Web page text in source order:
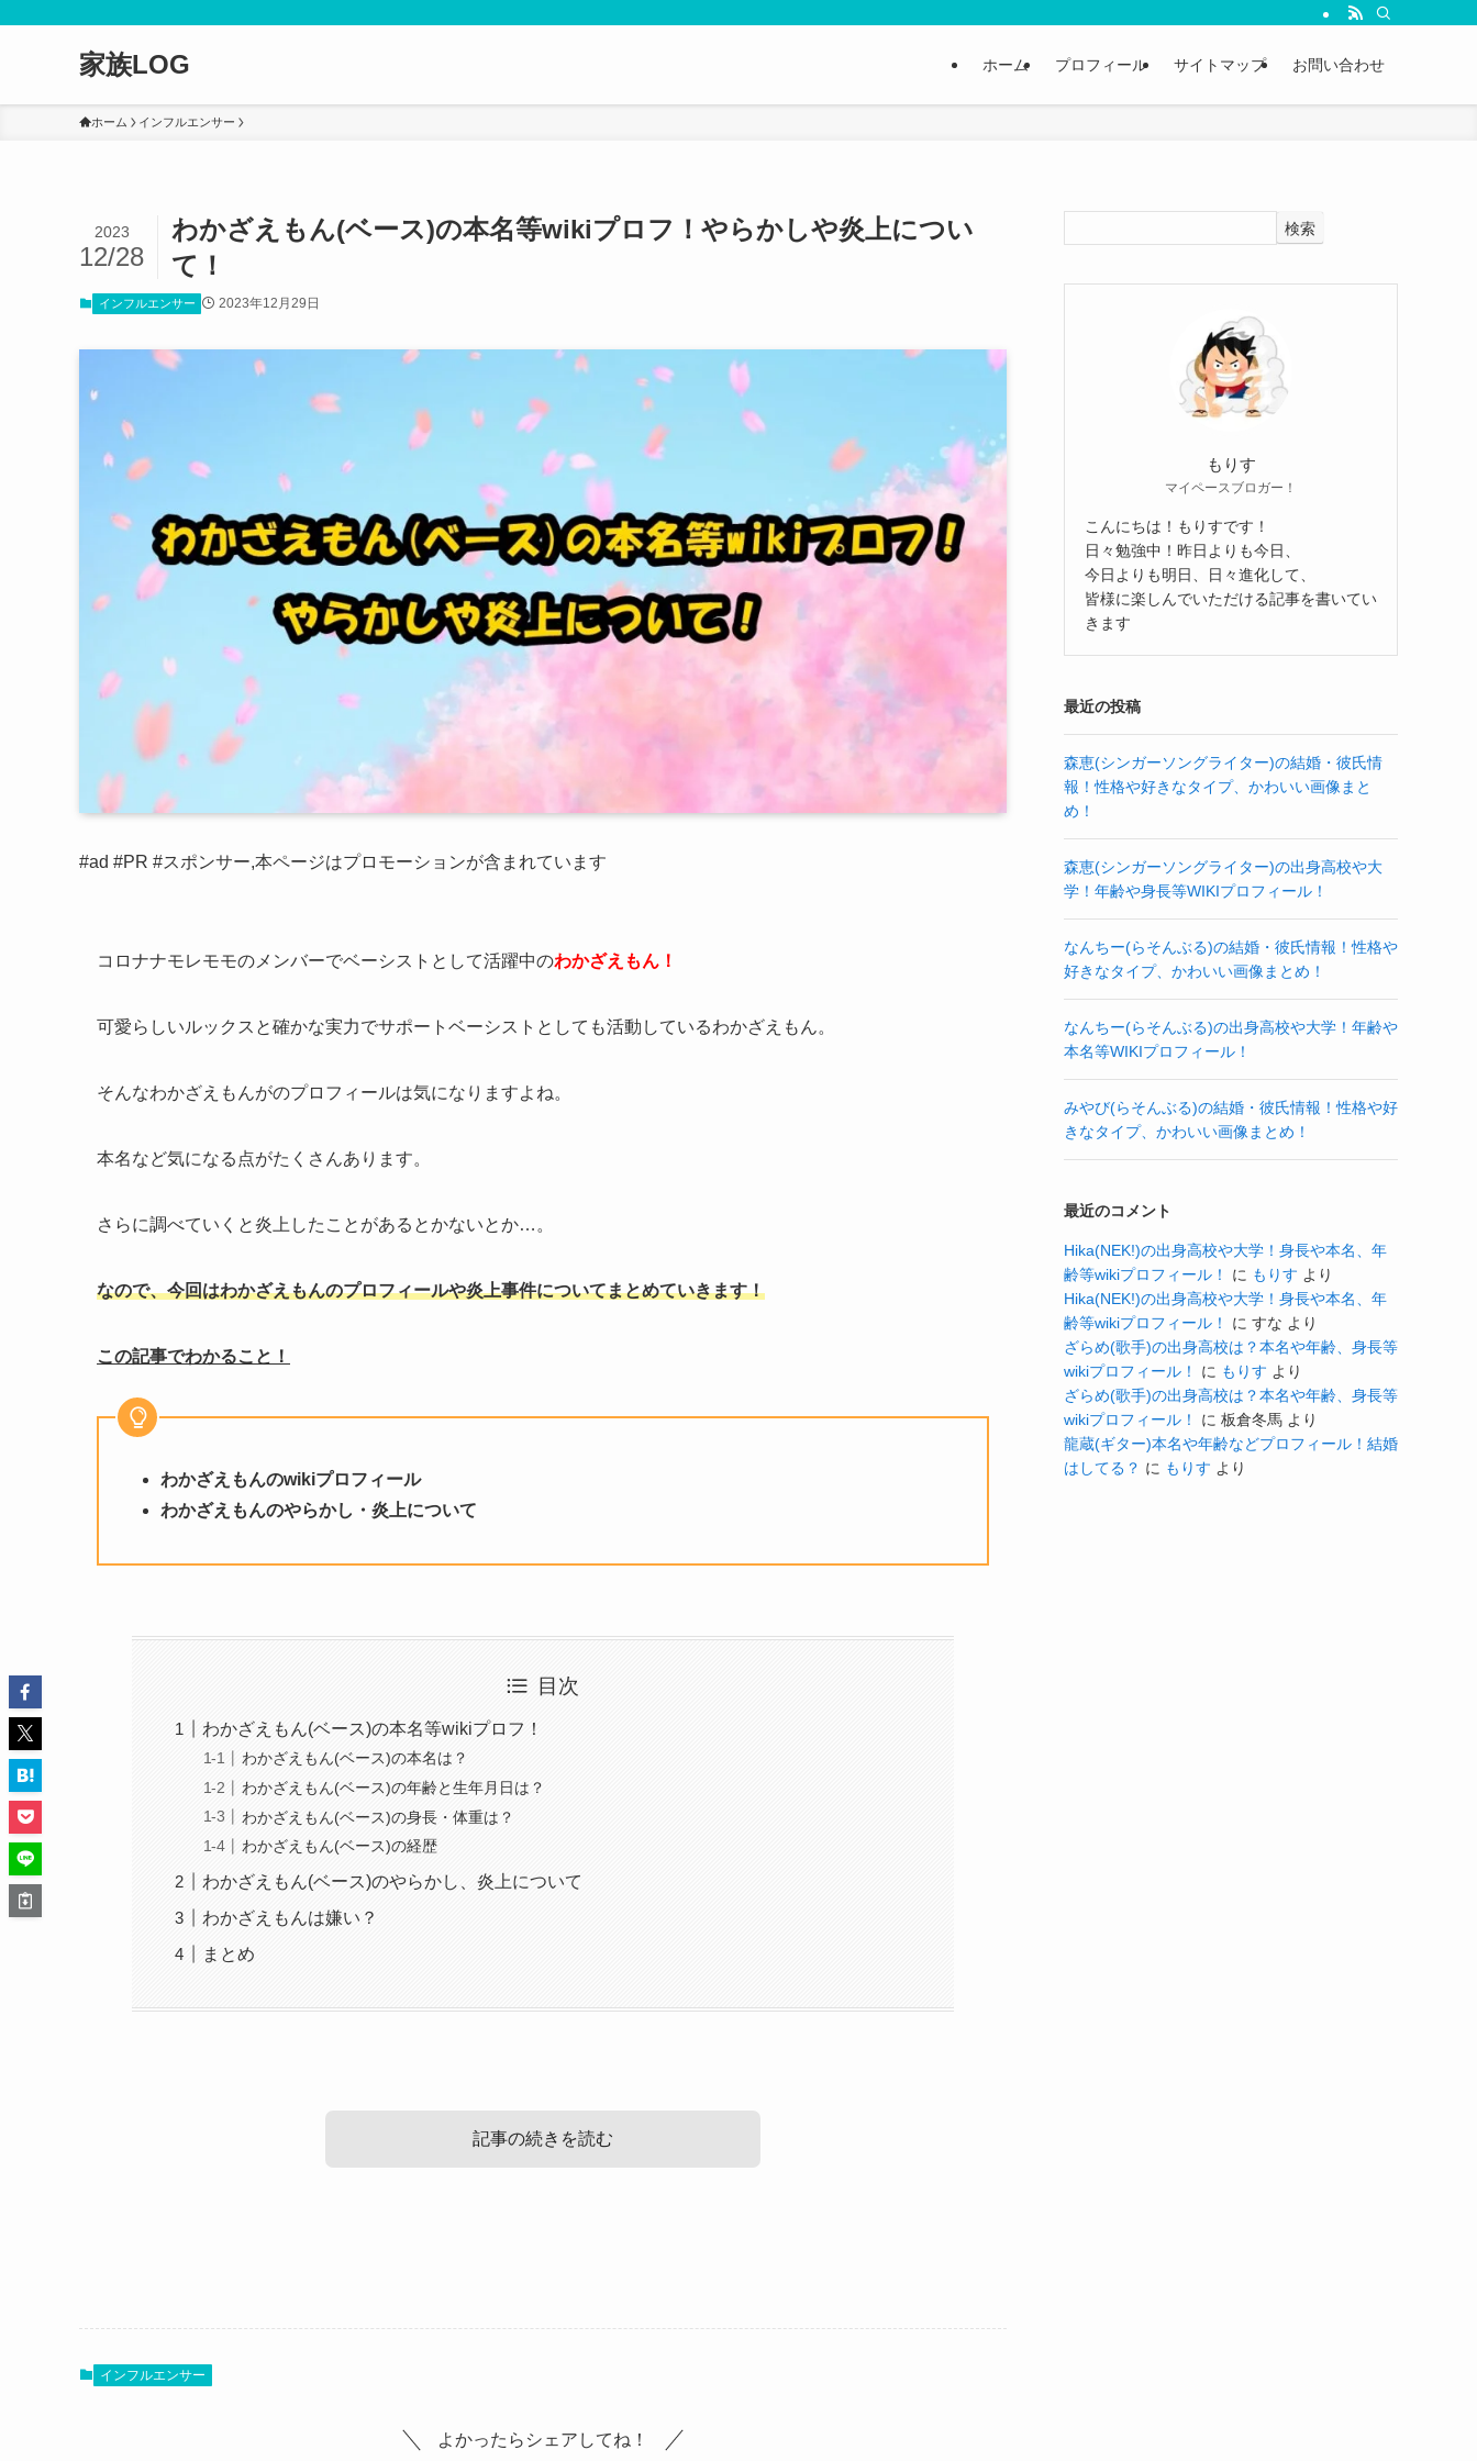
家族LOG ホーム プロフィール サイトマップ お問い合わせ
ホーム インフルエンサー
わかざえもん(ベース)の本名等wikiプロフ！やらかしや炎上につい
て！
2023
12/28
インフルエンサー 2023年12月29日
#ad #PR #スポンサー,本ページはプロモーションが含まれています
コロナナモレモモのメンバーでベーシストとして活躍中のわかざえもん！
可愛らしいルックスと確かな実力でサポートベーシストとしても活動しているわかざえもん。
そんなわかざえもんがのプロフィールは気になりますよね。
本名など気になる点がたくさんあります。
さらに調べていくと炎上したことがあるとかないとか…。
なので、今回はわかざえもんのプロフィールや炎上事件についてまとめていきます！
この記事でわかること！
わかざえもんのwikiプロフィール
わかざえもんのやらかし・炎上について
目次
わかざえもん(ベース)の本名等wikiプロフ！
わかざえもん(ベース)の本名は？
わかざえもん(ベース)の年齢と生年月日は？
わかざえもん(ベース)の身長・体重は？
わかざえもん(ベース)の経歴
わかざえもん(ベース)のやらかし、炎上について
わかざえもんは嫌い？
まとめ
記事の続きを読む
わかざえもん 嫌い
炎上は本人のせいではないとは言え・・・
インフルエンサー
よかったらシェアしてね！
検索
もりす
マイペースブロガー！
こんにちは！もりすです！
日々勉強中！昨日よりも今日、
今日よりも明日、日々進化して、
皆様に楽しんでいただける記事を書いてい
きます
最近の投稿
森恵(シンガーソングライター)の結婚・彼氏情
報！性格や好きなタイプ、かわいい画像まと
め！
森恵(シンガーソングライター)の出身高校や大
学！年齢や身長等WIKIプロフィール！
なんちー(らそんぶる)の結婚・彼氏情報！性格や
好きなタイプ、かわいい画像まとめ！
なんちー(らそんぶる)の出身高校や大学！年齢や
本名等WIKIプロフィール！
みやび(らそんぶる)の結婚・彼氏情報！性格や好
きなタイプ、かわいい画像まとめ！
最近のコメント
Hika(NEK!)の出身高校や大学！身長や本名、年
齢等wikiプロフィール！
に もりす より
Hika(NEK!)の出身高校や大学！身長や本名、年
齢等wikiプロフィール！
に すな より
ざらめ(歌手)の出身高校は？本名や年齢、身長等
wikiプロフィール！
に もりす より
ざらめ(歌手)の出身高校は？本名や年齢、身長等
wikiプロフィール！
に 板倉冬馬 より
龍蔵(ギター)本名や年齢などプロフィール！結婚
はしてる？ に もりす より